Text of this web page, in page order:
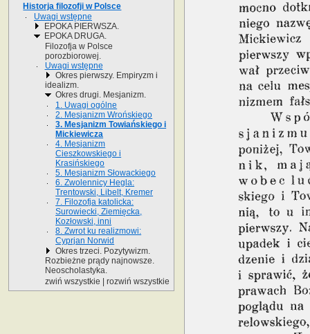
Historja filozofji w Polsce
Uwagi wstępne
EPOKA PIERWSZA.
EPOKA DRUGA.
Filozofja w Polsce
porozbiorowej.
Uwagi wstępne
Okres pierwszy. Empiryzm i
idealizm.
Okres drugi. Mesjanizm.
1. Uwagi ogólne
2. Mesjanizm Wrońskiego
3. Mesjanizm Towiańskiego i
Mickiewicza
4. Mesjanizm
Cieszkowskiego i
Krasińskiego
5. Mesjanizm Słowackiego
6. Zwolennicy Hegla:
Trentowski, Libelt, Kremer
7. Filozofja katolicka:
Surowiecki, Ziemięcka,
Kozłowski, inni
8. Zwrot ku realizmowi:
Cyprjan Norwid
Okres trzeci. Pozytywizm.
Rozbieżne prądy najnowsze.
Neoscholastyka.
zwiń wszystkie | rozwiń wszystkie